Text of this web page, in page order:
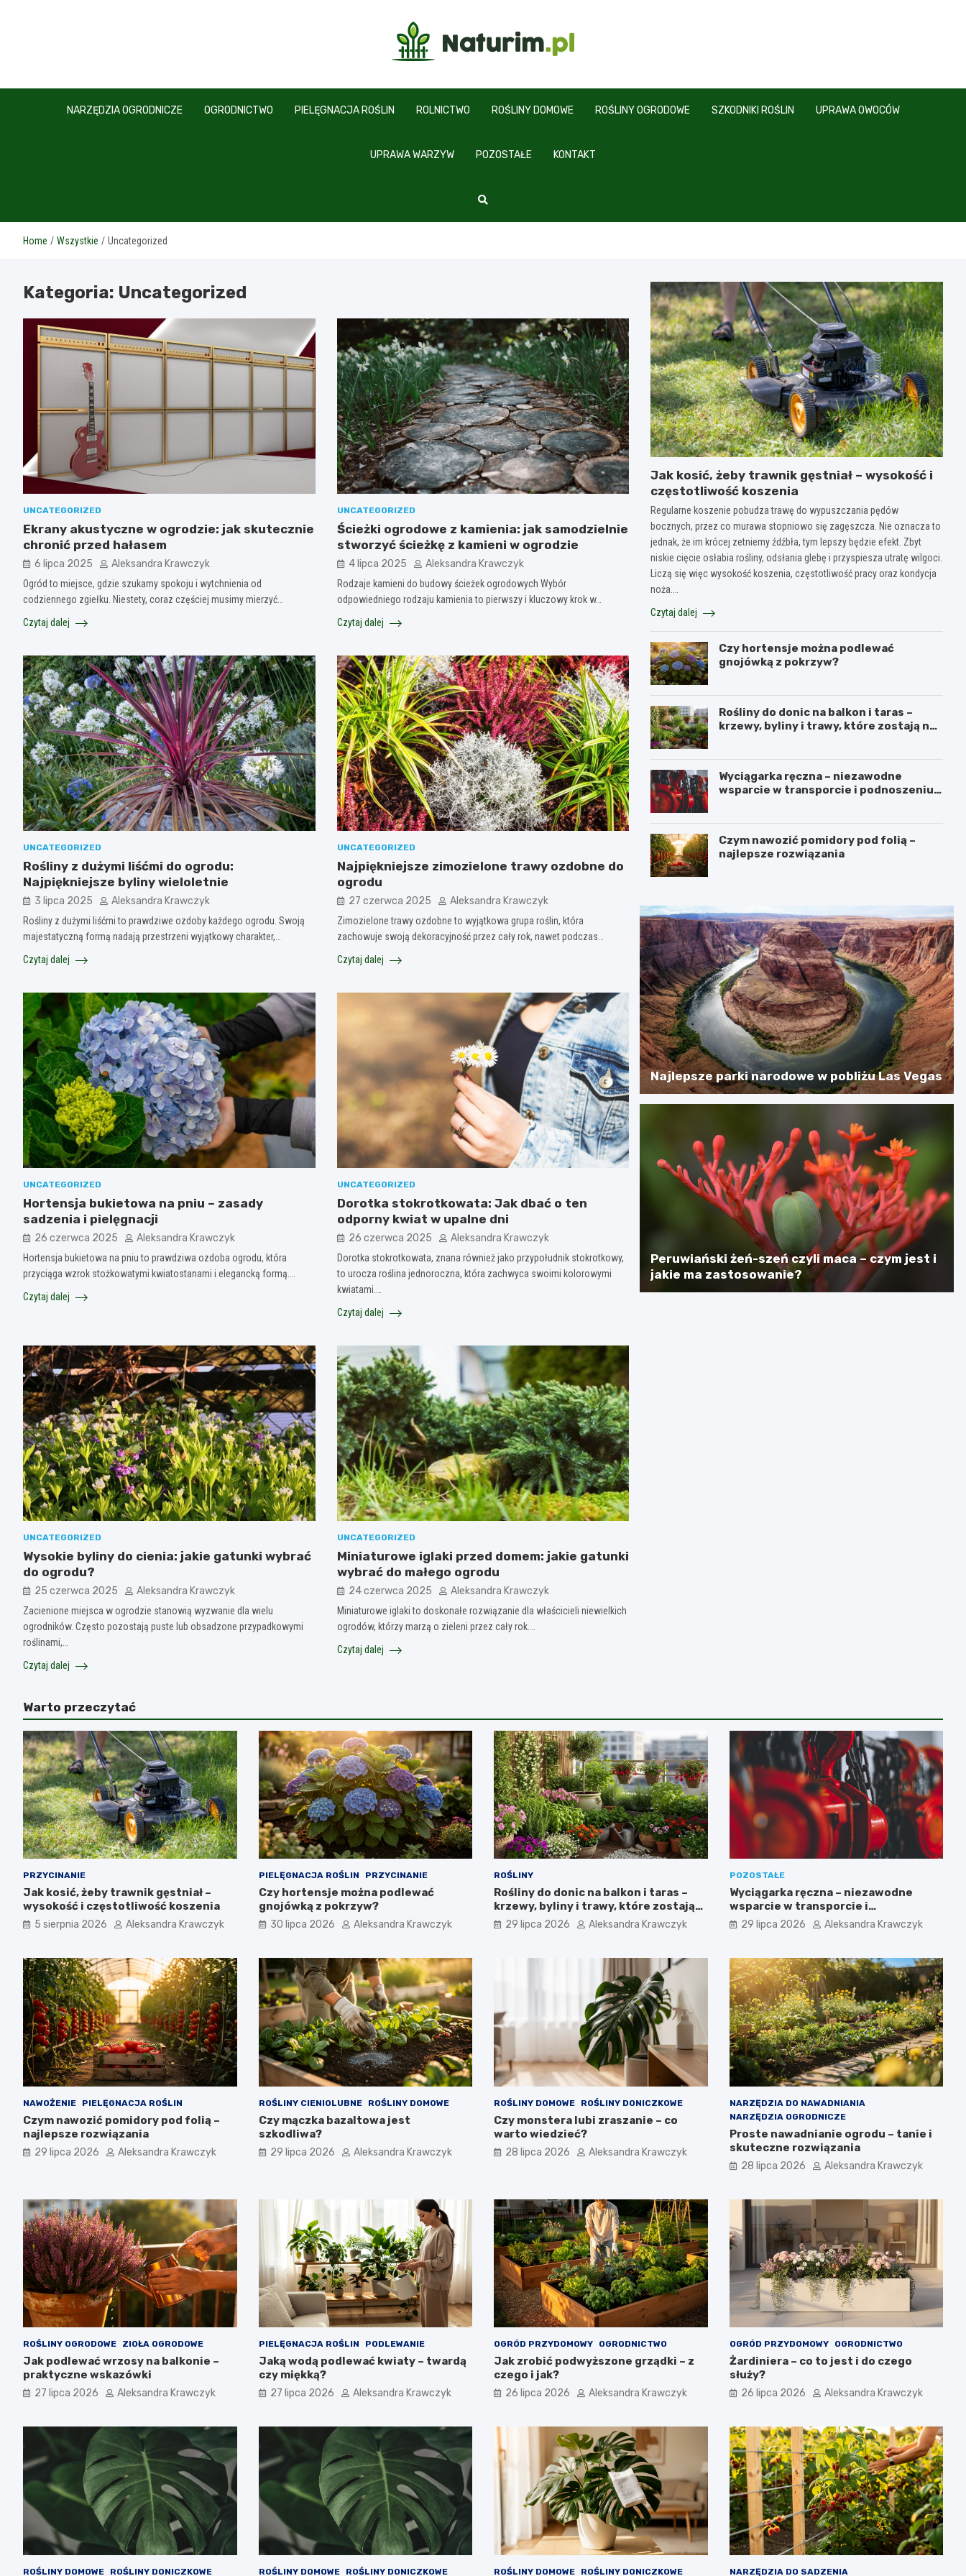
www.naturim.pl
NARZĘDZIA OGRODNICZE OGRODNICTWO PIELĘGNACJA ROŚLIN ROLNICTWO ROŚLINY DOMOWE ROŚLINY OGRODOWE SZKODNIKI ROŚLIN UPRAWA OWOCÓW
UPRAWA WARZYW POZOSTAŁE KONTAKT
Home Wszystkie Uncategorized
Kategoria: Uncategorized
UNCATEGORIZED
Ekrany akustyczne w ogrodzie: jak skutecznie
chronić przed hałasem
6 lipca 2025 Aleksandra Krawczyk
Ogród to miejsce, gdzie szukamy spokoju i wytchnienia od
codziennego zgiełku. Niestety, coraz częściej musimy mierzyć…
Czytaj dalej
UNCATEGORIZED
Ścieżki ogrodowe z kamienia: jak samodzielnie
stworzyć ścieżkę z kamieni w ogrodzie
4 lipca 2025 Aleksandra Krawczyk
Rodzaje kamieni do budowy ścieżek ogrodowych Wybór
odpowiedniego rodzaju kamienia to pierwszy i kluczowy krok w…
Czytaj dalej
UNCATEGORIZED
Rośliny z dużymi liśćmi do ogrodu:
Najpiękniejsze byliny wieloletnie
3 lipca 2025 Aleksandra Krawczyk
Rośliny z dużymi liśćmi to prawdziwe ozdoby każdego ogrodu. Swoją
majestatyczną formą nadają przestrzeni wyjątkowy charakter,…
Czytaj dalej
UNCATEGORIZED
Najpiękniejsze zimozielone trawy ozdobne do
ogrodu
27 czerwca 2025 Aleksandra Krawczyk
Zimozielone trawy ozdobne to wyjątkowa grupa roślin, która
zachowuje swoją dekoracyjność przez cały rok, nawet podczas…
Czytaj dalej
UNCATEGORIZED
Hortensja bukietowa na pniu – zasady
sadzenia i pielęgnacji
26 czerwca 2025 Aleksandra Krawczyk
Hortensja bukietowa na pniu to prawdziwa ozdoba ogrodu, która
przyciąga wzrok stożkowatymi kwiatostanami i elegancką formą.…
Czytaj dalej
UNCATEGORIZED
Dorotka stokrotkowata: Jak dbać o ten
odporny kwiat w upalne dni
26 czerwca 2025 Aleksandra Krawczyk
Dorotka stokrotkowata, znana również jako przypołudnik stokrotkowy,
to urocza roślina jednoroczna, która zachwyca swoimi kolorowymi
kwiatami.…
Czytaj dalej
UNCATEGORIZED
Wysokie byliny do cienia: jakie gatunki wybrać
do ogrodu?
25 czerwca 2025 Aleksandra Krawczyk
Zacienione miejsca w ogrodzie stanowią wyzwanie dla wielu
ogrodników. Często pozostają puste lub obsadzone przypadkowymi
roślinami,…
Czytaj dalej
UNCATEGORIZED
Miniaturowe iglaki przed domem: jakie gatunki
wybrać do małego ogrodu
24 czerwca 2025 Aleksandra Krawczyk
Miniaturowe iglaki to doskonałe rozwiązanie dla właścicieli niewielkich
ogrodów, którzy marzą o zieleni przez cały rok.…
Czytaj dalej
Jak kosić, żeby trawnik gęstniał – wysokość i
częstotliwość koszenia
Regularne koszenie pobudza trawę do wypuszczania pędów
bocznych, przez co murawa stopniowo się zagęszcza. Nie oznacza to
jednak, że im krócej zetniemy źdźbła, tym lepszy będzie efekt. Zbyt
niskie cięcie osłabia rośliny, odsłania glebę i przyspiesza utratę wilgoci.
Liczą się więc wysokość koszenia, częstotliwość pracy oraz kondycja
noża.…
Czytaj dalej
Czy hortensje można podlewać
gnojówką z pokrzyw?
Rośliny do donic na balkon i taras –
krzewy, byliny i trawy, które zostają na
Wyciągarka ręczna – niezawodne
wsparcie w transporcie i podnoszeniu
Czym nawozić pomidory pod folią –
najlepsze rozwiązania
Najlepsze parki narodowe w pobliżu Las Vegas
Peruwiański żeń-szeń czyli maca – czym jest i
jakie ma zastosowanie?
Warto przeczytać
PRZYCINANIE
Jak kosić, żeby trawnik gęstniał –
wysokość i częstotliwość koszenia
5 sierpnia 2026 Aleksandra Krawczyk
PIELĘGNACJA ROŚLIN PRZYCINANIE
Czy hortensje można podlewać
gnojówką z pokrzyw?
30 lipca 2026 Aleksandra Krawczyk
ROŚLINY
Rośliny do donic na balkon i taras –
krzewy, byliny i trawy, które zostają
na lata
29 lipca 2026 Aleksandra Krawczyk
POZOSTAŁE
Wyciągarka ręczna – niezawodne
wsparcie w transporcie i
podnoszeniu ciężkich ładunków
29 lipca 2026 Aleksandra Krawczyk
NAWOŻENIE PIELĘGNACJA ROŚLIN
Czym nawozić pomidory pod folią –
najlepsze rozwiązania
29 lipca 2026 Aleksandra Krawczyk
ROŚLINY CIENIOLUBNE ROŚLINY DOMOWE
Czy mączka bazaltowa jest
szkodliwa?
29 lipca 2026 Aleksandra Krawczyk
ROŚLINY DOMOWE ROŚLINY DONICZKOWE
Czy monstera lubi zraszanie – co
warto wiedzieć?
28 lipca 2026 Aleksandra Krawczyk
NARZĘDZIA DO NAWADNIANIA
NARZĘDZIA OGRODNICZE
Proste nawadnianie ogrodu – tanie i
skuteczne rozwiązania
28 lipca 2026 Aleksandra Krawczyk
ROŚLINY OGRODOWE ZIOŁA OGRODOWE
Jak podlewać wrzosy na balkonie –
praktyczne wskazówki
27 lipca 2026 Aleksandra Krawczyk
PIELĘGNACJA ROŚLIN PODLEWANIE
Jaką wodą podlewać kwiaty – twardą
czy miękką?
27 lipca 2026 Aleksandra Krawczyk
OGRÓD PRZYDOMOWY OGRODNICTWO
Jak zrobić podwyższone grządki – z
czego i jak?
26 lipca 2026 Aleksandra Krawczyk
OGRÓD PRZYDOMOWY OGRODNICTWO
Żardiniera – co to jest i do czego
służy?
26 lipca 2026 Aleksandra Krawczyk
ROŚLINY DOMOWE ROŚLINY DONICZKOWE ROŚLINY DOMOWE ROŚLINY DONICZKOWE ROŚLINY DOMOWE ROŚLINY DONICZKOWE NARZĘDZIA DO SADZENIA